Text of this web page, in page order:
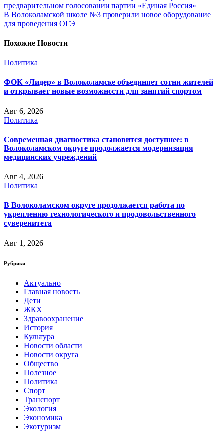
предварительном голосовании партии «Единая Россия»
В Волоколамской школе №3 проверили новое оборудование
для проведения ОГЭ
Похожие Новости
Политика
ФОК «Лидер» в Волоколамске объединяет сотни жителей
и открывает новые возможности для занятий спортом
Авг 6, 2026
Политика
Современная диагностика становится доступнее: в
Волоколамском округе продолжается модернизация
медицинских учреждений
Авг 4, 2026
Политика
В Волоколамском округе продолжается работа по
укреплению технологического и продовольственного
суверенитета
Авг 1, 2026
Рубрики
Актуально
Главная новость
Дети
ЖКХ
Здравоохранение
История
Культура
Новости области
Новости округа
Общество
Полезное
Политика
Спорт
Транспорт
Экология
Экономика
Экотуризм